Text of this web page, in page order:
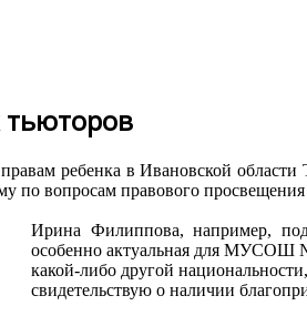
ребенка в Ивановской
по вопросам правового
Ирина Филиппова, например,
особенно актуальная для МУСОШ №
какой-либо другой
свидетельствую о наличии